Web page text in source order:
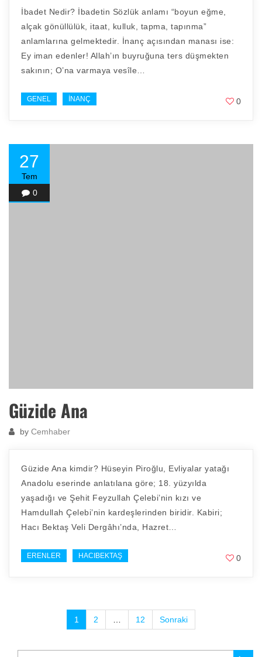
İbadet Nedir? İbadetin Sözlük anlamı “boyun eğme,
alçak gönüllülük, itaat, kulluk, tapma, tapınma”
anlamlarına gelmektedir. İnanç açısından manası ise:
Ey iman edenler! Allah’ın buyruğuna ters düşmekten
sakının; O’na varmaya vesîle…
GENEL İNANÇ 0
27
Tem
0
Güzide Ana
by Cemhaber
Güzide Ana kimdir? Hüseyin Piroğlu, Evliyalar yatağı
Anadolu eserinde anlatılana göre; 18. yüzyılda
yaşadığı ve Şehit Feyzullah Çelebi’nin kızı ve
Hamdullah Çelebi’nin kardeşlerinden biridir. Kabiri;
Hacı Bektaş Veli Dergâhı’nda, Hazret…
ERENLER HACIBEKTAŞ 0
1 2 12 Sonraki